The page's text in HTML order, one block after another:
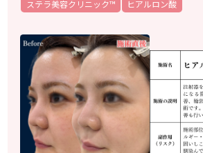
ステラ美容クリニック™︎ ヒアルロン酸